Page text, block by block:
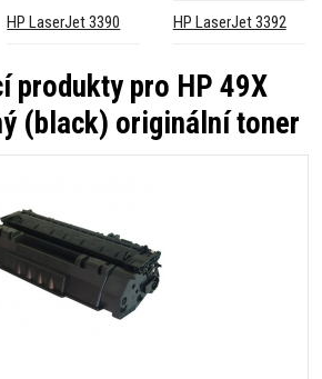
HP LaserJet 3390 HP LaserJet 3392
produkty pro HP 49X
(black) originální toner